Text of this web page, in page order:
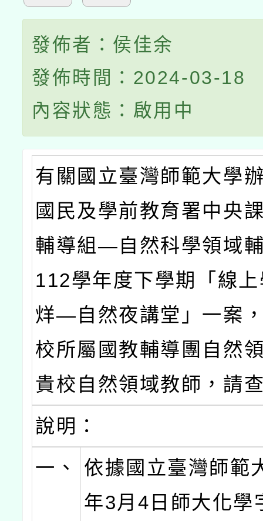
發佈者：侯佳余
發佈時間：2024-03-18
內容狀態：啟用中
有關國立臺灣師範大學
國民及學前教育署中央
輔導組—自然科學領域
112學年度下學期「線
烊—自然夜講堂」一案
校所屬國教輔導團自然
貴校自然領域教師，請
說明：
一、
依據國立臺灣師範
年3月4日師大化學